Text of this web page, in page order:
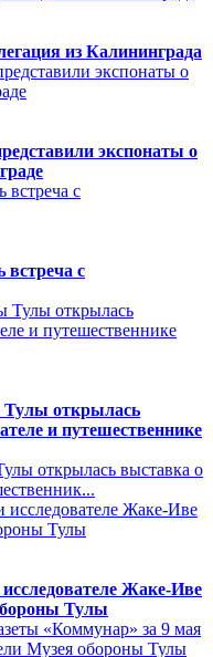
из Калининграда
экспонаты о
встреча с
Тулы открылась
и путешественнике
открылась выставка о
Жаке-Иве
Тулы